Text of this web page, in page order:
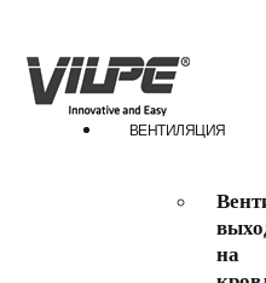
ВЕНТИЛЯЦИЯ
на